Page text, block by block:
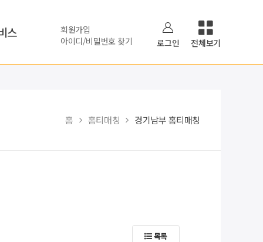
스
회원가입
아이디/비밀번호 찾기
로그인 전체보기
홈 홈티매칭 경기남부 홈티매칭
목록